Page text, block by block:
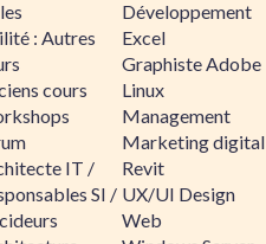
: Autres
cours
IT /
SI /
Développement
Excel
Graphiste Adobe
Linux
Management
Marketing digital
Revit
UX/UI Design
Web